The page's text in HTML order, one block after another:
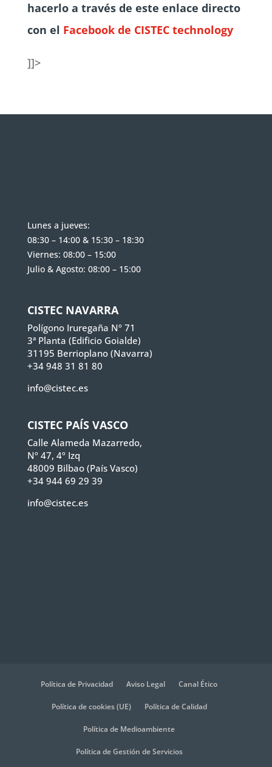
hacerlo a través de este enlace directo
con el Facebook de CISTEC technology
]]>
Lunes a jueves:
08:30 – 14:00 & 15:30 – 18:30
Viernes: 08:00 – 15:00
Julio & Agosto: 08:00 – 15:00
CISTEC NAVARRA
Polígono Iruregaña Nº 71
3ª Planta (Edificio Goialde)
31195 Berrioplano (Navarra)
+34 948 31 81 80
info@cistec.es
CISTEC PAÍS VASCO
Calle Alameda Mazarredo,
Nº 47, 4º Izq
48009 Bilbao (País Vasco)
+34 944 69 29 39
info@cistec.es
Política de Privacidad Aviso Legal Canal Ético
Política de cookies (UE) Política de Calidad
Política de Medioambiente
Política de Gestión de Servicios